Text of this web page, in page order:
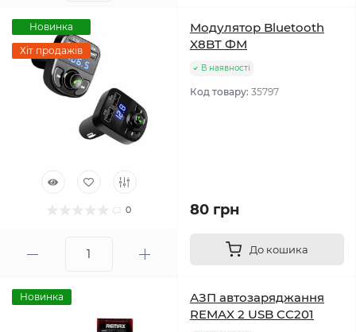
Новинка
Хіт продажів
0
Модулятор Bluetooth
X8BT ФМ
В наявності
Код товару: 35797
80 грн
До кошика
Новинка
АЗП автозаряджання
REMAX 2 USB CC201